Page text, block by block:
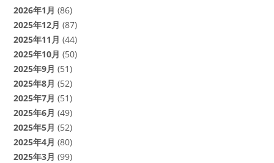
2026年1月 (86)
2025年12月 (87)
2025年11月 (44)
2025年10月 (50)
2025年9月 (51)
2025年8月 (52)
2025年7月 (51)
2025年6月 (49)
2025年5月 (52)
2025年4月 (80)
2025年3月 (99)